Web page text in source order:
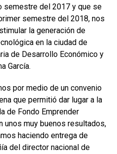
semestre del 2017 y que se
semestre del 2018, nos
la generación de
en la ciudad de
de Desarrollo Económico y
García.
por medio de un convenio
que permitió dar lugar a la
de Fondo Emprender
unos muy buenos resultados,
haciendo entrega de
del director nacional de